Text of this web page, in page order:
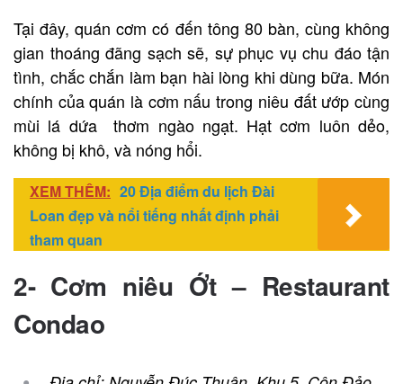
Tại đây, quán cơm có đến tông 80 bàn, cùng không
gian thoáng đãng sạch sẽ, sự phục vụ chu đáo tận
tình, chắc chắn làm bạn hài lòng khi dùng bữa. Món
chính của quán là cơm nấu trong niêu đất ướp cùng
mùi lá dứa thơm ngào ngạt. Hạt cơm luôn dẻo,
không bị khô, và nóng hổi.
XEM THÊM: 20 Địa điểm du lịch Đài
Loan đẹp và nổi tiếng nhất định phải
tham quan
2- Cơm niêu Ớt – Restaurant
Condao